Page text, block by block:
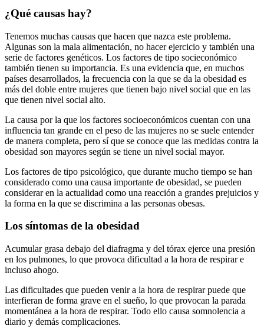
¿Qué causas hay?
Tenemos muchas causas que hacen que nazca este problema.
Algunas son la mala alimentación, no hacer ejercicio y también una
serie de factores genéticos. Los factores de tipo socieconómico
también tienen su importancia. Es una evidencia que, en muchos
países desarrollados, la frecuencia con la que se da la obesidad es
más del doble entre mujeres que tienen bajo nivel social que en las
que tienen nivel social alto.
La causa por la que los factores socioeconómicos cuentan con una
influencia tan grande en el peso de las mujeres no se suele entender
de manera completa, pero sí que se conoce que las medidas contra la
obesidad son mayores según se tiene un nivel social mayor.
Los factores de tipo psicológico, que durante mucho tiempo se han
considerado como una causa importante de obesidad, se pueden
considerar en la actualidad como una reacción a grandes prejuicios y
la forma en la que se discrimina a las personas obesas.
Los síntomas de la obesidad
Acumular grasa debajo del diafragma y del tórax ejerce una presión
en los pulmones, lo que provoca dificultad a la hora de respirar e
incluso ahogo.
Las dificultades que pueden venir a la hora de respirar puede que
interfieran de forma grave en el sueño, lo que provocan la parada
momentánea a la hora de respirar. Todo ello causa somnolencia a
diario y demás complicaciones.